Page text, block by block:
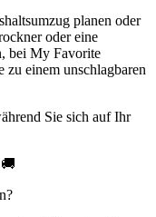
planen oder
oder eine
bei My Favorite
zu einem unschlagbaren
Sie sich auf Ihr